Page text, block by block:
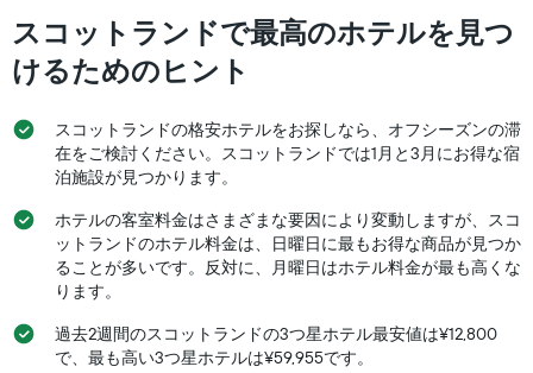
す
に
見
つ
た
今
週
の
客
室
の
均
平
均
料
を
表
し
い
ま
す
スコットランドで最高のホテルを見つ
けるためのヒント
スコットランドの格安ホテルをお探しなら、オフシーズンの滞
在をご検討ください。スコットランドでは1月と3月にお得な宿
泊施設が見つかります。
ホテルの客室料金はさまざまな要因により変動しますが、スコ
ットランドのホテル料金は、日曜日に最もお得な商品が見つか
ることが多いです。反対に、月曜日はホテル料金が最も高くな
ります。
過去2週間のスコットランドの3つ星ホテル最安値は¥12,800
で、最も高い3つ星ホテルは¥59,955です。